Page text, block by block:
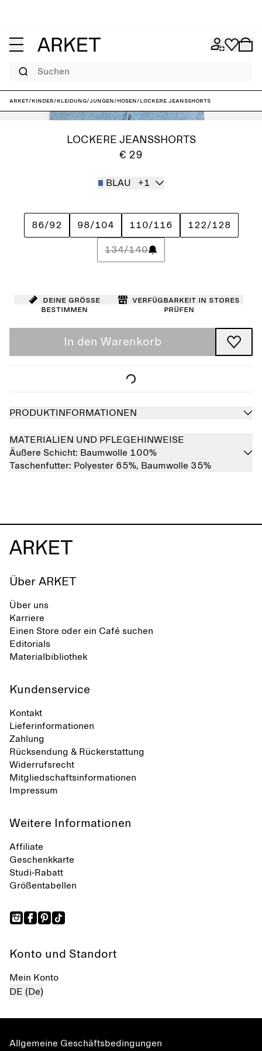
Suchen
ARKET/Kinder/Kleidung/Jungen/Hosen/Lockere Jeansshorts
LOCKERE JEANSSHORTS
€ 29
BLAU +1
86/92 98/104 110/116 122/128
134/140
Deine Größe
bestimmen
Verfügbarkeit in Stores
prüfen
In den Warenkorb
PRODUKTINFORMATIONEN
MATERIALIEN UND PFLEGEHINWEISE
Äußere Schicht: Baumwolle 100%
Taschenfutter: Polyester 65%, Baumwolle 35%
Über ARKET
Über uns
Karriere
Einen Store oder ein Café suchen
Editorials
Materialbibliothek
Kundenservice
Kontakt
Lieferinformationen
Zahlung
Rücksendung & Rückerstattung
Widerrufsrecht
Mitgliedschaftsinformationen
Impressum
Weitere Informationen
Affiliate
Geschenkkarte
Studi-Rabatt
Größentabellen
Konto und Standort
Mein Konto
DE (De)
Allgemeine Geschäftsbedingungen